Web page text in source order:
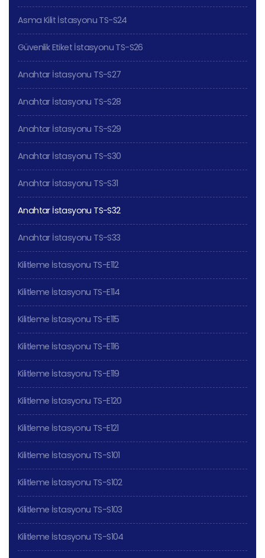
Asma Kilit İstasyonu TS-S24
Güvenlik Etiket İstasyonu TS-S26
Anahtar İstasyonu TS-S27
Anahtar İstasyonu TS-S28
Anahtar İstasyonu TS-S29
Anahtar İstasyonu TS-S30
Anahtar İstasyonu TS-S31
Anahtar İstasyonu TS-S32
Anahtar İstasyonu TS-S33
Kilitleme İstasyonu TS-E112
Kilitleme İstasyonu TS-E114
Kilitleme İstasyonu TS-E115
Kilitleme İstasyonu TS-E116
Kilitleme İstasyonu TS-E119
Kilitleme İstasyonu TS-E120
Kilitleme İstasyonu TS-E121
Kilitleme İstasyonu TS-S101
Kilitleme İstasyonu TS-S102
Kilitleme İstasyonu TS-S103
Kilitleme İstasyonu TS-S104